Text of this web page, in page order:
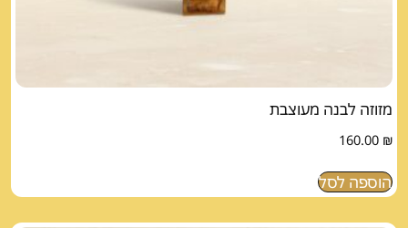
מזוזה לבנה מעוצבת
160.00 ₪
הוספה לסל